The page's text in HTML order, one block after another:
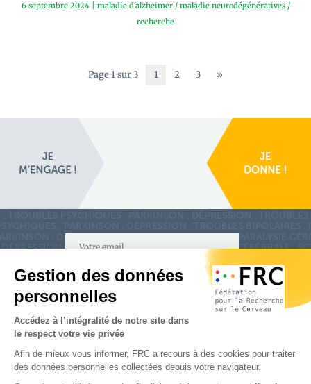
6 septembre 2024| maladie d'alzheimer/ maladie neurodégénératives/
recherche
Page 1 sur 3 1 2 3 »
S'inscrire à la newsletter
les réseaux sociaux